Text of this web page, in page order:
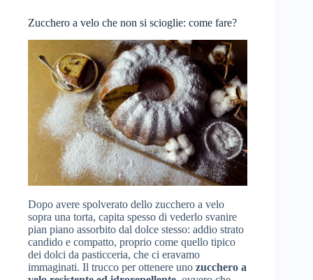
Zucchero a velo che non si scioglie: come fare?
Dopo avere spolverato dello zucchero a velo
sopra una torta, capita spesso di vederlo svanire
pian piano assorbito dal dolce stesso: addio strato
candido e compatto, proprio come quello tipico
dei dolci da pasticceria, che ci eravamo
immaginati. Il trucco per ottenere uno zucchero a